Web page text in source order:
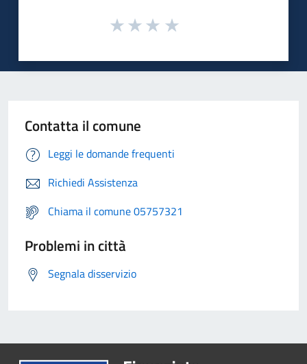
Contatta il comune
Leggi le domande frequenti
Richiedi Assistenza
Chiama il comune 05757321
Problemi in città
Segnala disservizio